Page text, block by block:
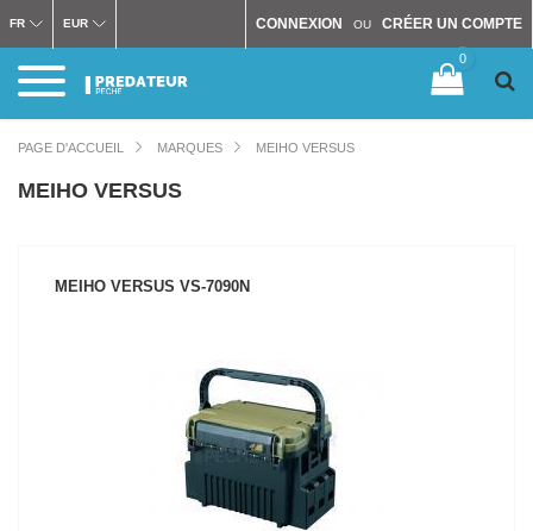
CONNEXION OU CRÉER UN COMPTE
FR EUR
0
PAGE D'ACCUEIL MARQUES MEIHO VERSUS
MEIHO VERSUS
MEIHO VERSUS VS-7090N
VOIR LE PRODUIT